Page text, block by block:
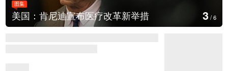
革新举措 云南普洱：乡村风光如画
4 /6